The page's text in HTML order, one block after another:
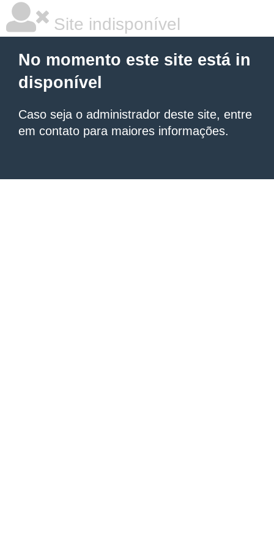
Site indisponível
No momento este site está in
disponível
Caso seja o administrador deste site, entre
em contato para maiores informações.